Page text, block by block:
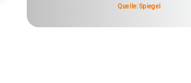
Quelle: Spiegel